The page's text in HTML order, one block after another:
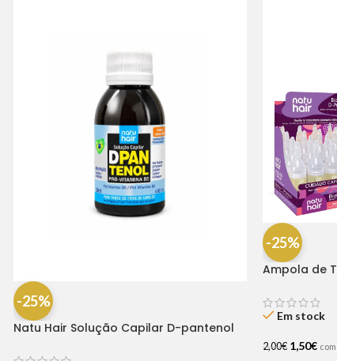
-25%
Natu Hair Solução Capilar D-pantenol
-25%
Ampola de
Em stock
2,00€ 1,50€